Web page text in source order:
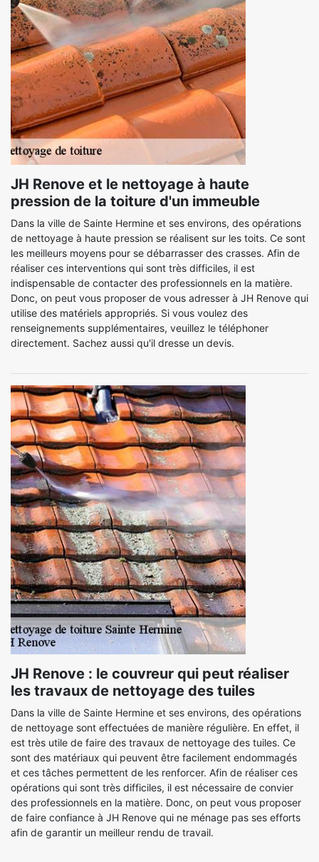
JH Renove et le nettoyage à haute
pression de la toiture d'un immeuble
Dans la ville de Sainte Hermine et ses environs, des opérations
de nettoyage à haute pression se réalisent sur les toits. Ce sont
les meilleurs moyens pour se débarrasser des crasses. Afin de
réaliser ces interventions qui sont très difficiles, il est
indispensable de contacter des professionnels en la matière.
Donc, on peut vous proposer de vous adresser à JH Renove qui
utilise des matériels appropriés. Si vous voulez des
renseignements supplémentaires, veuillez le téléphoner
directement. Sachez aussi qu'il dresse un devis.
JH Renove : le couvreur qui peut réaliser
les travaux de nettoyage des tuiles
Dans la ville de Sainte Hermine et ses environs, des opérations
de nettoyage sont effectuées de manière régulière. En effet, il
est très utile de faire des travaux de nettoyage des tuiles. Ce
sont des matériaux qui peuvent être facilement endommagés
et ces tâches permettent de les renforcer. Afin de réaliser ces
opérations qui sont très difficiles, il est nécessaire de convier
des professionnels en la matière. Donc, on peut vous proposer
de faire confiance à JH Renove qui ne ménage pas ses efforts
afin de garantir un meilleur rendu de travail.